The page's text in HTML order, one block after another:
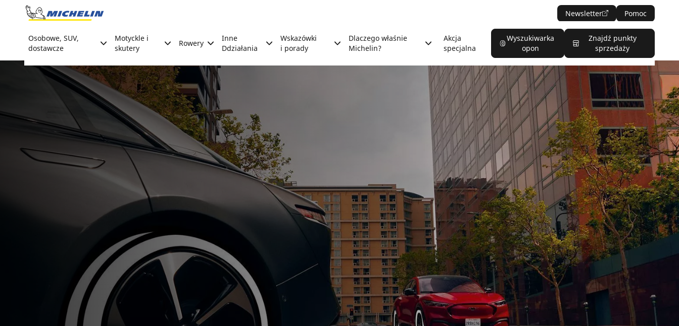
Go to page content
Newsletter Pomoc
Osobowe, SUV,
dostawcze
Motyckle i
skutery
Rowery
Inne
Ddziałania
Wskazówki
i porady
Dlaczego właśnie
Michelin?
Akcja
specjalna
Wyszukiwarka
opon
Znajdź punkty
sprzedaży